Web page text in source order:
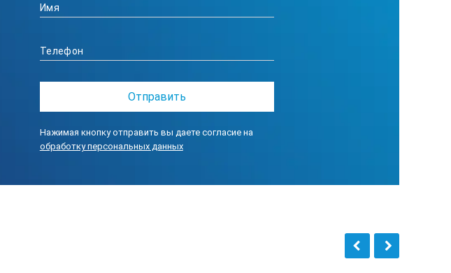
Нажимая кнопку отправить вы даете согласие на
обработку персональных данных